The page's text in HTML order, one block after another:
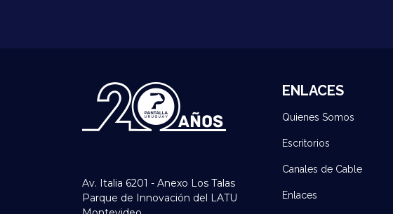
Av. Italia 6201 - Anexo Los Talas
Parque de Innovación del LATU
ENLACES
Quienes Somos
Escritorios
Canales de Cable
Enlaces